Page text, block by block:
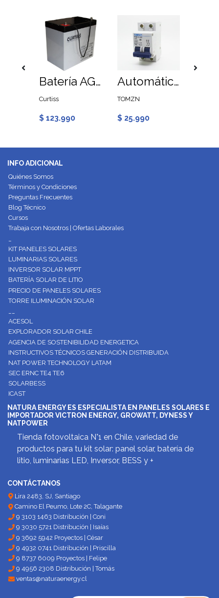
Batería AGM 55Ah 12V Ciclo Profundo, Curtiss
Curtiss
$ 123.990
Automático DC 2 Polos 125A 600V para Sistema Solar
TOMZN
$ 25.990
INFO ADICIONAL
Quiénes Somos
Términos y Condiciones
Preguntas Frecuentes
Blog Técnico
Cursos
Trabaja con Nosotros | Ofertas Laborales
KIT PANELES SOLARES
LUMINARIAS SOLARES
INVERSOR SOLAR MPPT
BATERÍA SOLAR DE LITIO
PRECIO DE PANELES SOLARES
TORRE ILUMINACIÓN SOLAR
ACESOL
EXPLORADOR SOLAR CHILE
AGENCIA DE SOSTENIBILIDAD ENERGETICA
INSTRUCTIVOS TÉCNICOS GENERACIÓN DISTRIBUIDA
NAT POWER TECHNOLOGY LATAM
SEC ERNC TE4 TE6
SOLARBESS
ICAST
NATURA ENERGY ES ESPECIALISTA EN PANELES SOLARES E
IMPORTADOR VICTRON ENERGY, GROWATT, DYNESS Y
NATPOWER
Tienda fotovoltaica N°1 en Chile, variedad de
productos para tu kit solar: panel solar, batería de
litio, luminarias LED, Inversor, BESS y +
CONTÁCTANOS
Lira 2483, SJ, Santiago
Camino El Peumo, Lote 2C, Talagante
9 3103 1463 Distribución | Coni
9 3030 5721 Distribución | Isaías
9 3692 5942 Proyectos | César
9 4932 0741 Distribución | Priscilla
9 8737 6009 Proyectos | Felipe
9 4956 2308 Distribución | Tomás
ventas@naturaenergy.cl